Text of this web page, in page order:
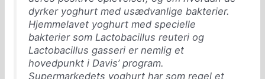
dyrker yoghurt med usædvanlige bakterier.
Hjemmelavet yoghurt med specielle
bakterier som Lactobacillus reuteri og
Lactobacillus gasseri er nemlig et
hovedpunkt i Davis’ program.
Supermarkedets yoghurt har som regel et